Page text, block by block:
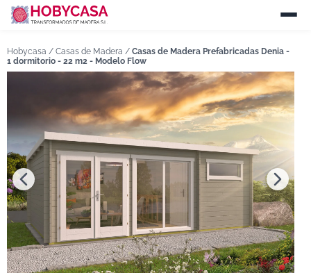
Hobycasa / Casas de Madera / Casas de Madera Prefabricadas Denia -
1 dormitorio - 22 m2 - Modelo Flow